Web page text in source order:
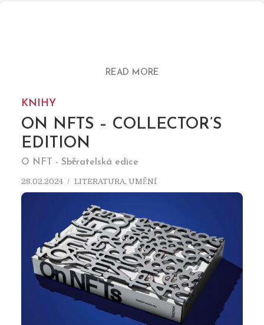
READ MORE
KNIHY
ON NFTS – COLLECTOR’S
EDITION
O NFT - Sběratelská edice
28.02.2024 LITERATURA, UMĚNÍ